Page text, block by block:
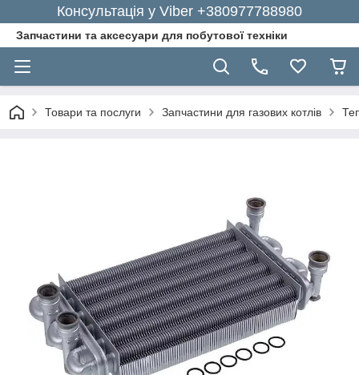
Консультація у Viber +380977788980
Запчастини та аксесуари для побутової техніки
Товари та послуги Запчастини для газових котлів